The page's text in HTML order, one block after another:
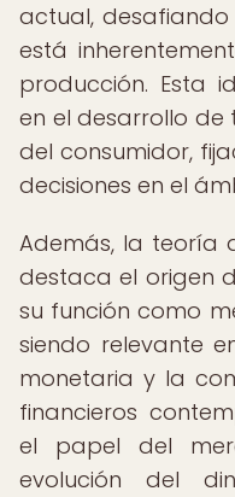
actual,
está
producción. Esta
en el desarrollo de
del consumidor,
decisiones en el
Además, la teoría
destaca el origen
su función como
siendo relevante
monetaria y la
financieros
el papel del
evolución del